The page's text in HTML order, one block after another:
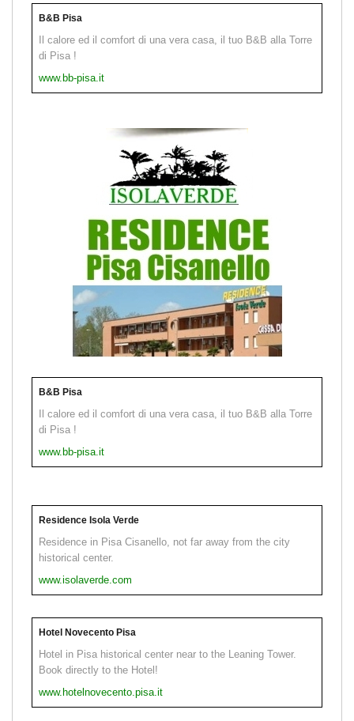
B&B Pisa
Il calore ed il comfort di una vera casa, il tuo B&B alla Torre
di Pisa !
www.bb-pisa.it
B&B Pisa
Il calore ed il comfort di una vera casa, il tuo B&B alla Torre
di Pisa !
www.bb-pisa.it
Residence Isola Verde
Residence in Pisa Cisanello, not far away from the city
historical center.
www.isolaverde.com
Hotel Novecento Pisa
Hotel in Pisa historical center near to the Leaning Tower.
Book directly to the Hotel!
www.hotelnovecento.pisa.it